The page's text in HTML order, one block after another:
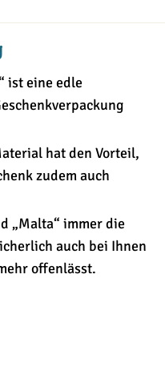
ist eine edle
hat den Vorteil,
zudem auch
„Malta“ immer die
auch bei Ihnen
offenlässt.